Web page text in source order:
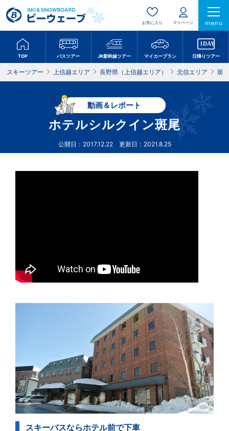
お気に入り マイページ menu
TOP バスツアー JR新幹線ツアー マイカープラン 日帰りツアー
スキーツアー 上信越エリア 長野県（上信越エリア） 北信エリア 斑
公開日：2017.12.22 更新日：2021.8.25
動画＆レポート
ホテルシルクイン斑尾
スキーバスならホテル前で下車